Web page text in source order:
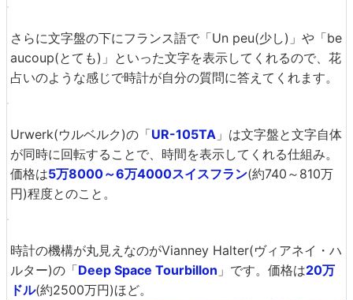
分と分かるわけです。ジュエリーブランドであるHarry Wi
nston(ハリー・ウィンストン)が発売した「Opus Eleve
n」という腕時計でした。参考価格は